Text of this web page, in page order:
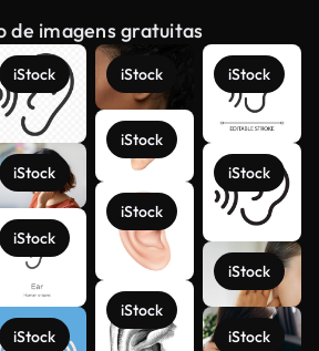
de imagens gratuitas
iStock
iStock
iStock
iStock
iStock
iStock
iStock
iStock
iStock
iStock
iStock
iStock